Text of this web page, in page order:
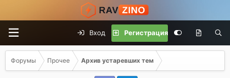
Вход Регистрация
Форумы Прочее Архив устаревших тем